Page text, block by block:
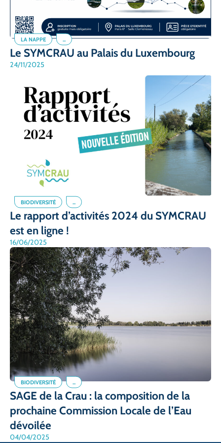
LA NAPPE ...
Le SYMCRAU au Palais du Luxembourg
24/11/2025
BIODIVERSITÉ ...
Le rapport d’activités 2024 du SYMCRAU
est en ligne !
16/06/2025
BIODIVERSITÉ ...
SAGE de la Crau : la composition de la
prochaine Commission Locale de l’Eau
dévoilée
04/04/2025